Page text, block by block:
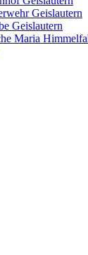
Geislautern
Geislautern
Maria